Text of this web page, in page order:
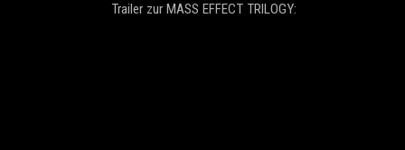
Trailer zur MASS EFFECT TRILOGY: